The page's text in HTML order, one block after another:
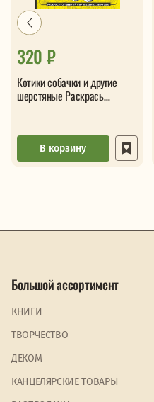
320 ₽
Котики собачки и другие
шерстяные Раскрась
В корзину
Большой ассортимент
КНИГИ
ТВОРЧЕСТВО
ДЕКОМ
КАНЦЕЛЯРСКИЕ ТОВАРЫ